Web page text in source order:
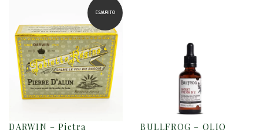
17.99€.
È:
ESAURITO
DARWIN – Pietra
BULLFROG – OLIO